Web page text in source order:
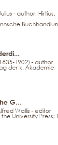
- author; Hirtius,
1902) - author
der k. Akademie;
G...
Wallis - editor
University Press;